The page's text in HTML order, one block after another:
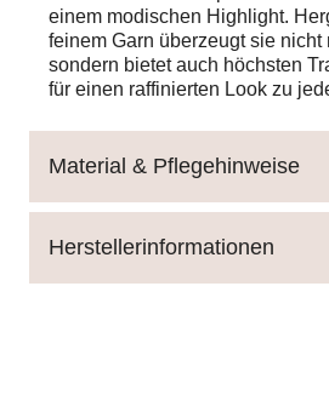
einem modischen Highlight.
feinem Garn überzeugt sie nicht
sondern bietet auch höchsten
für einen raffinierten Look zu
Material & Pflegehinweise
Herstellerinformationen